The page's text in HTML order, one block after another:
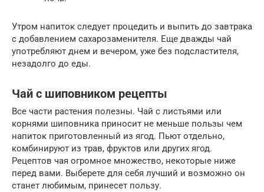
Утром напиток следует процедить и выпить до завтрака
с добавлением сахарозаменителя. Еще дважды чай
употребляют днем и вечером, уже без подсластителя,
незадолго до еды.
Чай с шиповником рецепты
Все части растения полезны. Чай с листьями или
корнями шиповника приносит не меньше пользы чем
напиток приготовленный из ягод. Пьют отдельно,
комбинируют из трав, фруктов или других ягод.
Рецептов чая огромное множество, некоторые ниже
перед вами. Выберете для себя лучший и возможно он
станет любимым, принесет пользу.